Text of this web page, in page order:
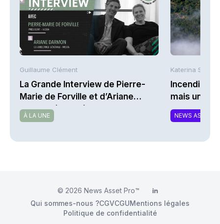
Guillaume Clément
La Grande Interview de Pierre-
Marie de Forville et d’Ariane
Darmon (Ivesta)
À LA UNE
Katerina
Incendies :
mais une
NEWS
© 2026 News Asset Pro™ LinkedIn
Qui sommes-nous ?CGVCGUMentions légales
Politique de confidentialité